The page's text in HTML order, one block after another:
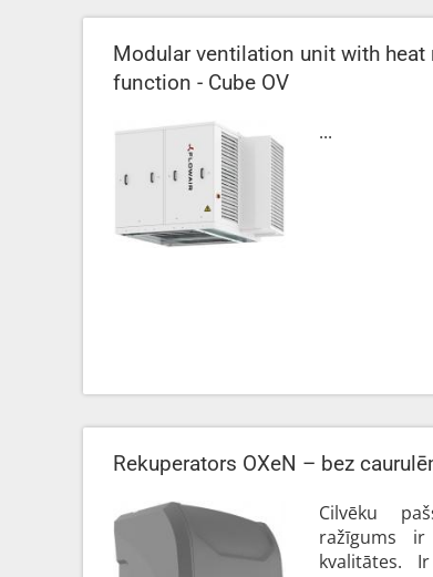
Modular ventilation unit with heat
function - Cube OV
...
Rekuperators OXeN – bez
Cilvēku
ražīgums
kvalitātes.